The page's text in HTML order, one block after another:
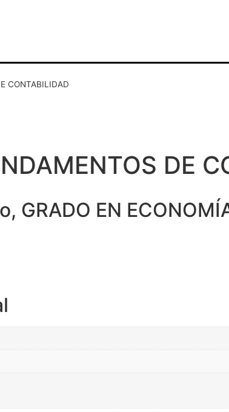
CONTABILIDAD
DE
, GRADO EN